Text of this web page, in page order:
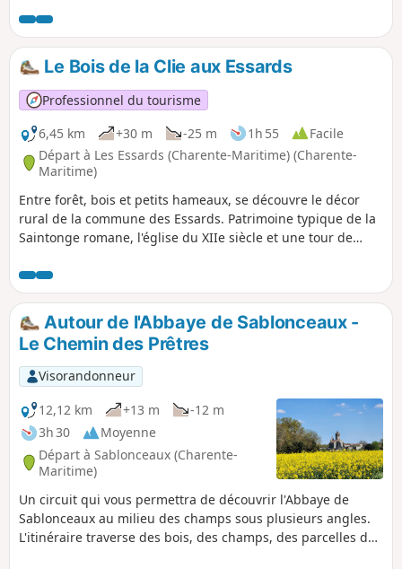
tour de guet du XVe siècle agrémentent cette randonnées
empreinte de ruralité.
Le Bois de la Clie aux Essards
Professionnel du tourisme
6,45 km
+30 m -25 m 1h 55
Facile
Départ à Les Essards (Charente-Maritime) (Charente-
Maritime)
Entre forêt, bois et petits hameaux, se découvre le décor
rural de la commune des Essards. Patrimoine typique de la
Saintonge romane, l'église du XIIe siècle et une tour de
naturel.
Autour de l'Abbaye de Sablonceaux -
Le Chemin des Prêtres
Visorandonneur
12,12 km
+13 m
-12 m
3h 30
Moyenne
Départ à Sablonceaux (Charente-
Maritime)
Un circuit qui vous permettra de découvrir l'Abbaye de
Sablonceaux au milieu des champs sous plusieurs angles.
L'itinéraire traverse des bois, des champs, des parcelles de